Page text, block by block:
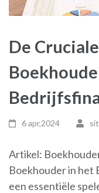
De
6 apr,2024
Artikel:
Boekhouder in het
een essentiële